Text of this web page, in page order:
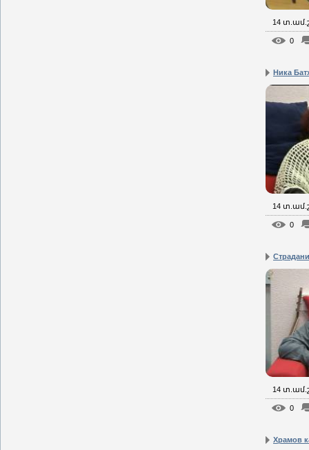
14
0
Ника
14
0
14
0
Храмов